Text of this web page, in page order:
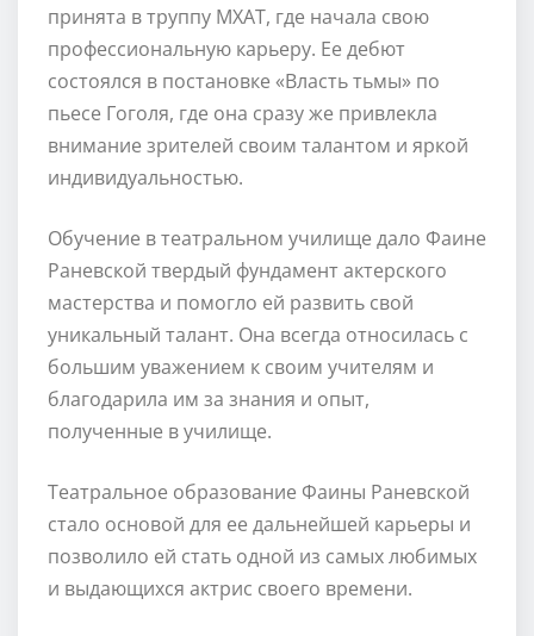
принята в труппу МХАТ, где начала свою
профессиональную карьеру. Ее дебют
состоялся в постановке «Власть тьмы» по
пьесе Гоголя, где она сразу же привлекла
внимание зрителей своим талантом и яркой
индивидуальностью.
Обучение в театральном училище дало Фаине
Раневской твердый фундамент актерского
мастерства и помогло ей развить свой
уникальный талант. Она всегда относилась с
большим уважением к своим учителям и
благодарила им за знания и опыт,
полученные в училище.
Театральное образование Фаины Раневской
стало основой для ее дальнейшей карьеры и
позволило ей стать одной из самых любимых
и выдающихся актрис своего времени.